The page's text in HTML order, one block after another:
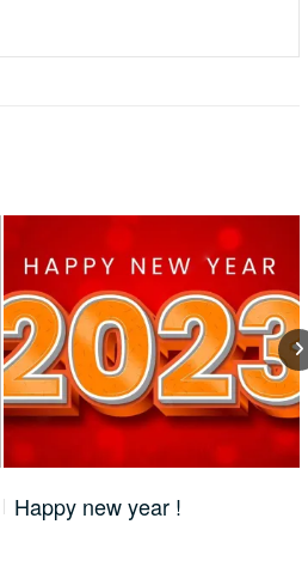
Happy new year !